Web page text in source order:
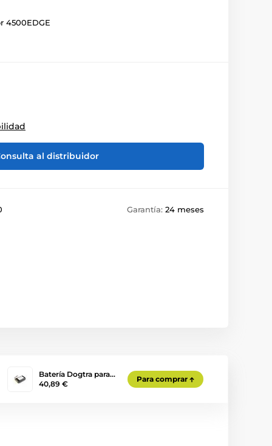
4500EDGE
al distribuidor
Garantía: 24 meses
Batería Dogtra para…
40,89 €
Para comprar